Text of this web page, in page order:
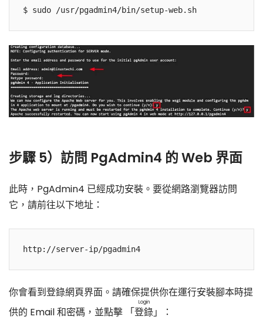
步驟 5）訪問 PgAdmin4 的 Web 界面
此時，PgAdmin4 已經成功安裝。要從網路瀏覽器訪問
它，請前往以下地址：
你會看到登錄網頁界面。請確保提供你在運行安裝腳本時提
供的 Email 和密碼，並點擊 「登錄
Login
」：